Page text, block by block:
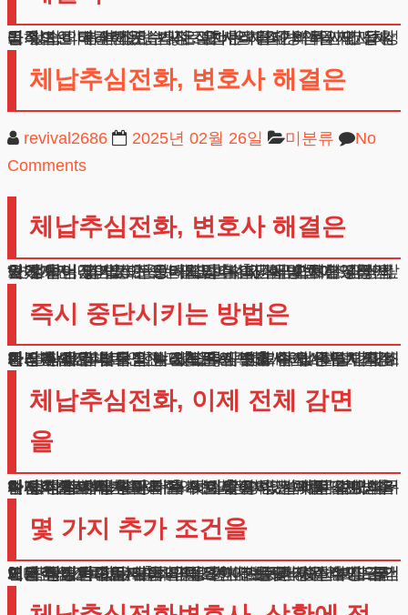
법무법인 테헤란은 수많은 모바일 결제 채무 사건을 성공적으로 해결해왔습니다. 매 사례마다 의뢰인의 상황을 철저히 분석하고, 가장 적합한 해결 방안을 제시하고 있습니다. 복잡한 법적 절차는 저희가 책임지고 처리하며, 의뢰인께서는 새로운 시작을 준비하시면 됩니다.
체납추심전화, 변호사 해결은
revival2686 2025년 02월 26일 미분류
No
Comments
체납추심전화, 변호사 해결은
“변호사님, 정말 도움이 필요합니다. 매일 아침부터 밤늦게까지 끊임없이 오는 체납추심전화 때문에 정상적인 생활이 불가능한 상태입니다. 퇴직금으로 조금씩 갚아왔지만, 이자가 눈덩이처럼 불어나서 이제는 감당하기 힘들어졌어요. 신용카드와 대출금을 합치면 4천만 원이 넘는데, 법적으로 해결할 수 있는 방법이 있을까요?”
즉시 중단시키는 방법은
안녕하세요, 법무법인 테헤란의 변호사입니다. 지속적인 연락과 심리적 압박으로 많이 힘드실 것 같습니다.
체납추심전화로 인한 고충을 신속하게 해소하고 건강한 일상을 되찾으실 수 있도록 구체적인 방안을 안내해 드리겠습니다.
가장 확실한 법률적 해결책은 제도권 내에서 부채를 조정받는 것입니다. 이는 체납추심전화 즉시 중단시키는 동시에 채무 부담을 실질적으로 낮출 수 있는 방법입니다.
체납추심전화, 이제 전체 감면
을
체납추심전화, 원금의 대부분과 이자 전체를 감면받을 수 있다는 점입니다.
현재 상황에서 부채를 스스로 해결하기 어렵다면, 이러한 법적 절차를 활용하는 것이 현명한 선택일 수 있습니다.
다만, 한 가지 반드시 주의하실 점이 있습니다. 체납추심전화를 피하기 위해 추가 대출을 받는 것은 절대 피하셔야 합니다.
일시적으로 독촉을 피할 수는 있으나, 결과적으로 채무가 증가하여 상황이 더욱 악화될 수 있기 때문입니다.
몇 가지 추가 조건을
체납추심전화 문제 해결을 위해서는 몇 가지 추가 조건도 확인해야 합니다. 최근 오년 이내에 비슷한 제도를 이용한 기록이 없어야 하며, 현재 보유한 재산보다 부채가 많아야 합니다.
이는 실질적으로 도움이 필요한 분들을 지원하기 위한 기본적인 기준입니다. 구체적인 진행 과정을 설명드리면, 먼저 소득과 지출내역을 기반으로 매월 납부할 금액이 산정됩니다.
이때 중요한 것은 귀하의 생활이 가능한 현실적인 금액으로 책정된다는 점입니다.